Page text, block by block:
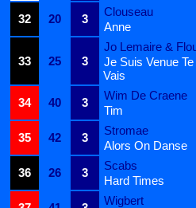
32
20 3
Clouseau
Anne
33 25 3
Jo Lemaire &
Je Suis Venue
Vais
34
40 3
Wim De Craene
Tim
35
42 3
Stromae
Alors On Danse
36
26 3
Scabs
Hard Times
Wigbert